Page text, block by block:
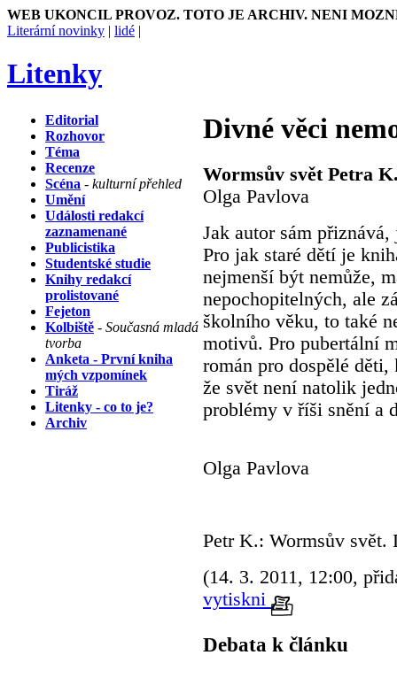
WEB UKONCIL PROVOZ. TOTO JE ARCHIV. NENI
Literární novinky | lidé |
Litenky
Editorial
Rozhovor
Téma
Recenze
Scéna - kulturní přehled
Umění
Události redakcí
zaznamenané
Publicistika
Studentské studie
Knihy redakcí
prolistované
Fejeton
Kolbiště - Současná mladá
tvorba
Anketa - První kniha
mých vzpomínek
Tiráž
Litenky - co to je?
Archiv
Divné věci
Wormsův svět Petra
Olga Pavlova
Jak autor sám
Pro jak staré dětí je
nejmenší být nemůže,
nepochopitelných, ale
školního věku, to také
motivů. Pro pubertální
román pro dospělé
že svět není natolik
problémy v říši snění a
Olga Pavlova
Petr K.: Wormsův svět.
(14. 3. 2011, 12:00,
vytiskni
Debata k článku